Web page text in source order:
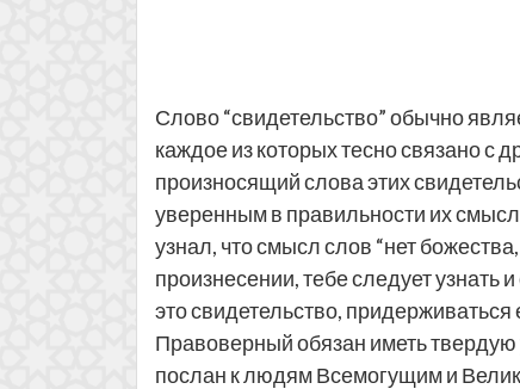
Слово “свидетельство” обычно
каждое из которых тесно связано с
произносящий слова этих
уверенным в правильности их
узнал, что смысл слов “нет
произнесении, тебе следует узнать
это свидетельство,
Правоверный обязан иметь
послан к людям Всемогущим и